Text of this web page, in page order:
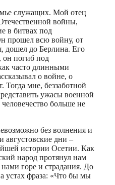
служащих. Мой отец
войны,
в битвах под
прошел всю войну, от
дошел до Берлина. Его
он погиб под
часто длинными
о войне, о
Тогда мне, беззаботной
ужасы военной
больше не
без волнения и
августовские дни –
истории Осетии. Как
народ протянул нам
горе и страдания. До
устах фраза: «Что бы мы